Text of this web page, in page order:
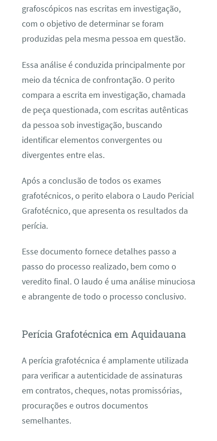
grafoscópicos nas escritas em investigação,
com o objetivo de determinar se foram
produzidas pela mesma pessoa em questão.
Essa análise é conduzida principalmente por
meio da técnica de confrontação. O perito
compara a escrita em investigação, chamada
de peça questionada, com escritas autênticas
da pessoa sob investigação, buscando
identificar elementos convergentes ou
divergentes entre elas.
Após a conclusão de todos os exames
grafotécnicos, o perito elabora o Laudo Pericial
Grafotécnico, que apresenta os resultados da
perícia.
Esse documento fornece detalhes passo a
passo do processo realizado, bem como o
veredito final. O laudo é uma análise minuciosa
e abrangente de todo o processo conclusivo.
Perícia Grafotécnica em Aquidauana
A perícia grafotécnica é amplamente utilizada
para verificar a autenticidade de assinaturas
em contratos, cheques, notas promissórias,
procurações e outros documentos
semelhantes.